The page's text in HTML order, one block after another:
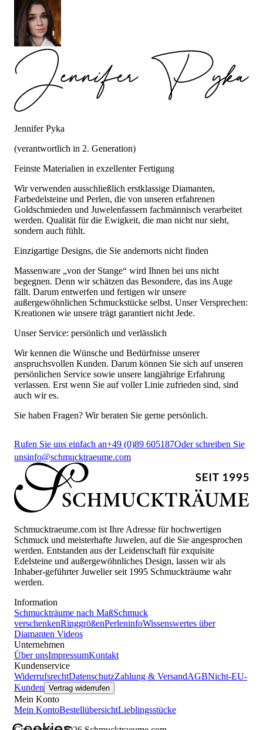
Jennifer Pyka
(verantwortlich in 2. Generation)
Feinste Materialien in exzellenter Fertigung
Wir verwenden ausschließlich erstklassige Diamanten,
Farbedelsteine und Perlen, die von unseren erfahrenen
Goldschmieden und Juwelenfassern fachmännisch verarbeitet
werden. Qualität für die Ewigkeit, die man nicht nur sieht,
sondern auch fühlt.
Einzigartige Designs, die Sie andernorts nicht finden
Massenware „von der Stange“ wird Ihnen bei uns nicht
begegnen. Denn wir schätzen das Besondere, das ins Auge
fällt. Darum entwerfen und fertigen wir unsere
außergewöhnlichen Schmuckstücke selbst. Unser Versprechen:
Kreationen wie unsere trägt garantiert nicht Jede.
Unser Service: persönlich und verlässlich
Wir kennen die Wünsche und Bedürfnisse unserer
anspruchsvollen Kunden. Darum können Sie sich auf unseren
persönlichen Service sowie unsere langjährige Erfahrung
verlassen. Erst wenn Sie auf voller Linie zufrieden sind, sind
auch wir es.
Sie haben Fragen? Wir beraten Sie gerne persönlich.
Rufen Sie uns einfach an+49 (0)89 605187Oder schreiben Sie
unsinfo@schmucktraeume.com
Schmucktraeume.com ist Ihre Adresse für hochwertigen
Schmuck und meisterhafte Juwelen, auf die Sie angesprochen
werden. Entstanden aus der Leidenschaft für exquisite
Edelsteine und außergewöhnliches Design, lassen wir als
Inhaber-geführter Juwelier seit 1995 Schmuckträume wahr
werden.
Information
Schmuckträume nach MaßSchmuck
verschenkenRinggrößenPerleninfoWissenswertes über
Diamanten Videos
Unternehmen
Über unsImpressumKontakt
Kundenservice
WiderrufsrechtDatenschutzZahlung & VersandAGBNicht-EU-
Kunden Vertrag widerrufen
Mein Konto
Mein KontoBestellübersichtLieblingsstücke